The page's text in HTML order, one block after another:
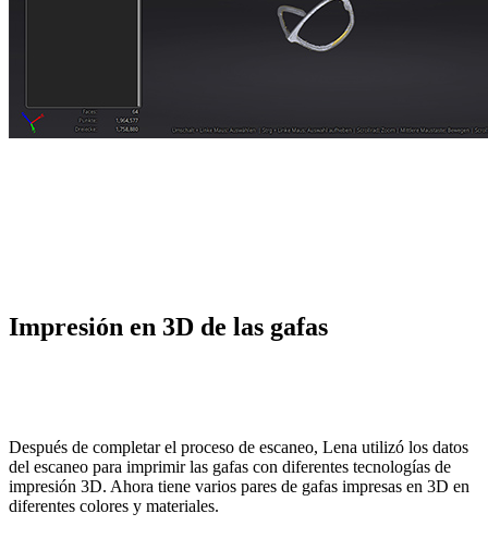
Impresión en 3D de las gafas
Después de completar el proceso de escaneo, Lena utilizó los datos
del escaneo para imprimir las gafas con diferentes tecnologías de
impresión 3D. Ahora tiene varios pares de gafas impresas en 3D en
diferentes colores y materiales.